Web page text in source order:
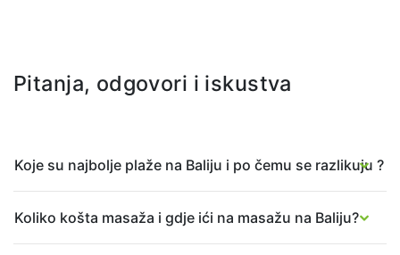
nalazeBali Bird Park,Ubud Monkey Foresti
Web stranica
https://www.sthalaubudbali.com/
Adresa
Jalan A.A Gede Rai
Pitanja, odgovori i iskustva
Koje su najbolje plaže na Baliju i po čemu se razlikuju ?
Koliko košta masaža i gdje ići na masažu na Baliju?